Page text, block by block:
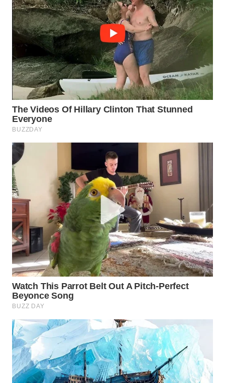
SEMARANG
WN
SOLO
WN
BOROBUDUR
WN
MADURA
WN
SURABAYA
WN
BINTAN
WN
MANDALIKA
WN
LIKUPANG
WN
LABUANBAJO
WN
BORNEO